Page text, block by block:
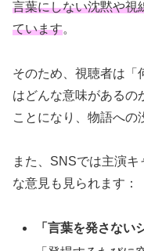
言葉にしない沈黙や視
ています。
そのため、視聴者は「
はどんな意味があるの
ことになり、物語への
また、SNSでは主演キ
な意見も見られます：
「言葉を発さない